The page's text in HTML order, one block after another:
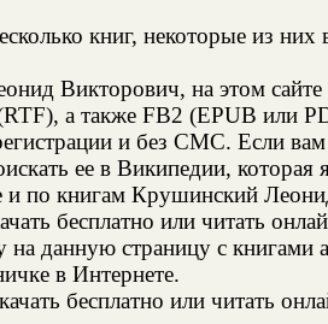
книг, некоторые из
Викторович, на этом
а также FB2 (EPUB или
и без СМС. Если
ее в Википедии, которая
по книгам Крушинский
бесплатно или читать
на данную страницу с
в Интернете.
бесплатно или читать